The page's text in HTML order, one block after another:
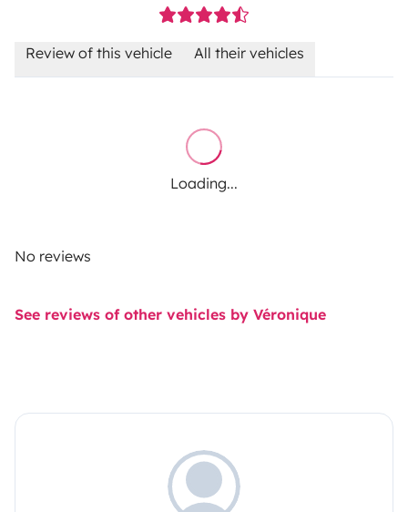
Review of this vehicle All their vehicles
Loading...
No reviews
See reviews of other vehicles by Véronique